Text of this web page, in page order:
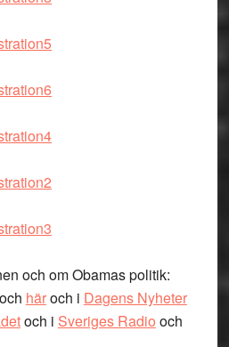
och om Obamas politik:
häroch i Dagens Nyheter
och i Sveriges Radio och